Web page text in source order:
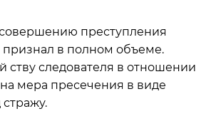
преступления
в полном объеме.
ству следователя в отношении
мера пресечения в виде